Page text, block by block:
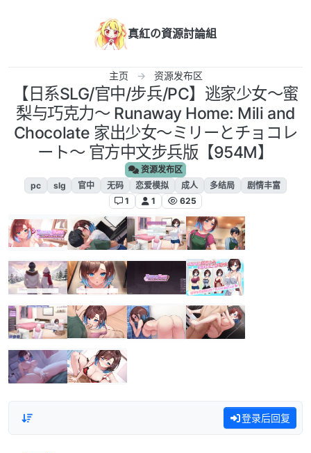
真紅の資源討論組
主页 资源发布区
【日系SLG/官中/步兵/PC】逃家少女〜蜜
梨与巧克力〜 Runaway Home: Mili and
Chocolate 家出少女〜ミリーとチョコレ
ート〜 官方中文步兵版【954M】
资源发布区
pc
slg 官中 无码 恋爱模拟 成人 多结局
剧情丰富
1
1 625
登录后回复